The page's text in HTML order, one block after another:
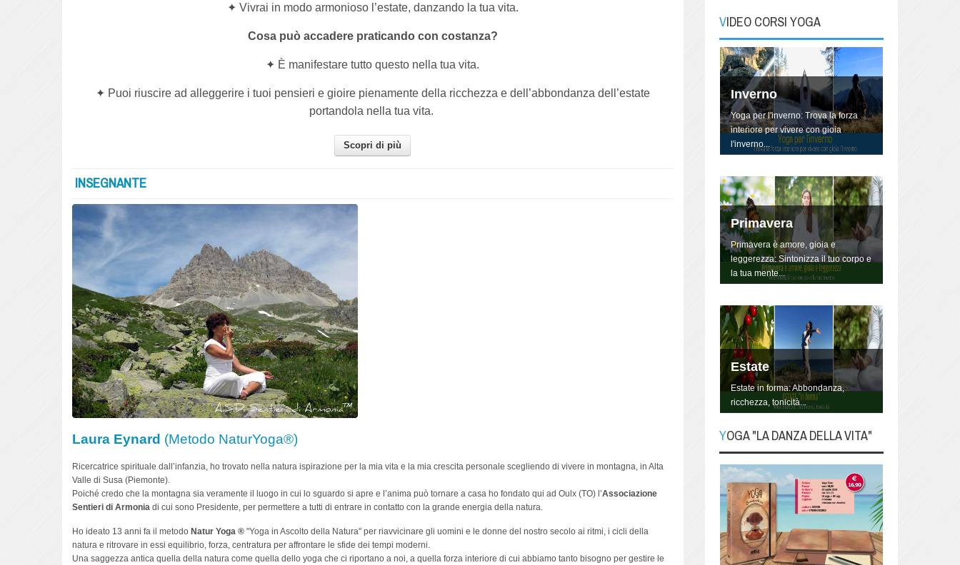
✦ Vivrai in modo armonioso l’estate, danzando la tua vita.
Cosa può accadere praticando con costanza?
✦ È manifestare tutto questo nella tua vita.
✦ Puoi riuscire ad alleggerire i tuoi pensieri e gioire pienamente della ricchezza e dell’abbondanza dell’estate
portandola nella tua vita.
Scopri di più
INSEGNANTE
Laura Eynard (Metodo NaturYoga®)
Ricercatrice spirituale dall’infanzia, ho trovato nella natura ispirazione per la mia vita e la mia crescita personale scegliendo di vivere in montagna, in Alta
Valle di Susa (Piemonte).
Poiché credo che la montagna sia veramente il luogo in cui lo sguardo si apre e l’anima può tornare a casa ho fondato qui ad Oulx (TO) l’Associazione
Sentieri di Armonia di cui sono Presidente, per permettere a tutti di entrare in contatto con la grande energia della natura.
Ho ideato 13 anni fa il metodoNatur Yoga ®"Yoga in Ascolto della Natura" per riavvicinare gli uomini e le donne del nostro secolo ai ritmi, i cicli della
natura e ritrovare in essi equilibrio, forza, centratura per affrontare le sfide dei tempi moderni.
Una saggezza antica quella della natura come quella dello yoga che ci riportano a noi, a quella forza interiore di cui abbiamo tanto bisogno per gestire le
VIDEO CORSI YOGA
Inverno
Yoga per l'inverno: Trova la forza
interiore per vivere con gioia
l'inverno...
Primavera
Primavera è amore, gioia e
leggerezza: Sintonizza il tuo corpo e
la tua mente...
Estate
Estate in forma: Abbondanza,
ricchezza, tonicità...
YOGA "La danza della
Vita"
Lo Yoga non è qualcosa da fare, è
un modo di essere, di vivere la
propria vita, danzandola.
YOGA "LA DANZA DELLA VITA"